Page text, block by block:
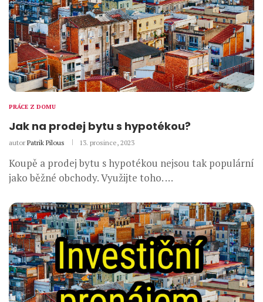
PRÁCE Z DOMU
Jak na prodej bytu s hypotékou?
autor Patrik Pilous 13. prosince, 2023
Koupě a prodej bytu s hypotékou nejsou tak populární
jako běžné obchody. Využijte toho. …